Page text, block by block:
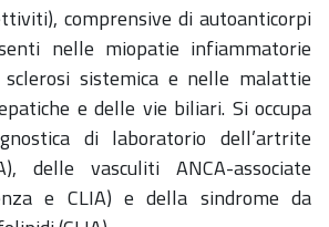
comprensive di autoanticorpi
nelle miopatie infiammatorie
sistemica e nelle malattie
e delle vie biliari. Si occupa
di laboratorio dell’artrite
delle vasculiti ANCA-associate
e CLIA) e della sindrome da